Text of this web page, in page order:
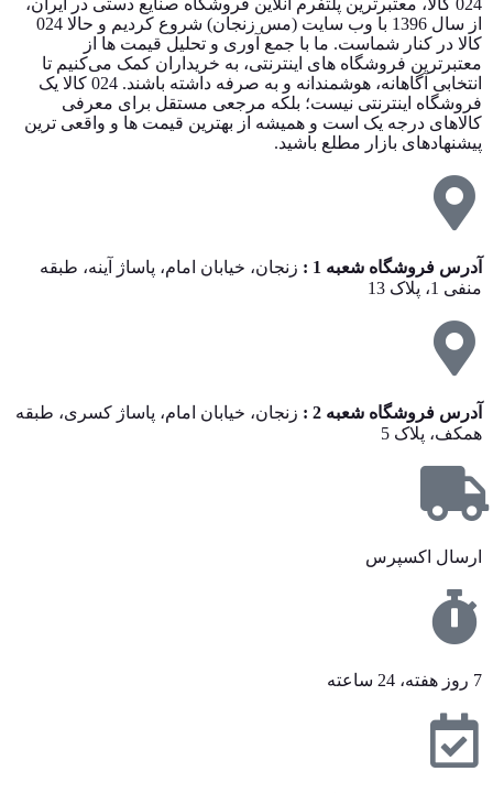
024 کالا، معتبرترین پلتفرم آنلاین فروشگاه صنایع دستی در ایران،
از سال 1396 با وب سایت (مس زنجان) شروع کردیم و حالا 024
کالا در کنار شماست. ما با جمع‌ آوری و تحلیل قیمت‌ ها از
معتبرترین فروشگاه‌ های اینترنتی، به خریداران کمک می‌کنیم تا
انتخابی آگاهانه، هوشمندانه و به‌ صرفه داشته باشند. 024 کالا یک
فروشگاه اینترنتی نیست؛ بلکه مرجعی مستقل برای معرفی
کالاهای درجه یک است و همیشه از بهترین قیمت‌ ها و واقعی‌ ترین
پیشنهادهای بازار مطلع باشید.
آدرس فروشگاه شعبه 1 :
زنجان، خیابان امام، پاساژ آینه، طبقه
منفی 1، پلاک 13
آدرس فروشگاه شعبه 2 :
زنجان، خیابان امام، پاساژ کسری، طبقه
همکف، پلاک 5
ارسال اکسپرس
7 روز هفته، 24 ساعته